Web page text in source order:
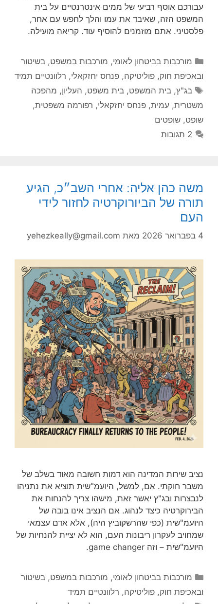
עבורכם אוסף רביעי של ממים אינטרנטיים על בית
המשפט הזה, שאיבד את עמו והלך לחפש עם אחר,
פלסטיני. אתם מוזמנים להוסיף עוד. קריאה מועילה.
קטגוריות
מורכבות בביטחון לאומי, מורכבות במשפט, בשיטור
ובאכיפת חוק, פוליטיקה, פנחס יחזקאלי, רלוונטיים תמיד
תגיות
בג"ץ,בית המשפט,בית משפט, העליון, מהפכה
משטרית, עמית, פנחס יחזקאלי, רפורמה משפטית,
שופט, שופטים
2 תגובות
משה כהן אליה: אחרי השב״כ, הגיע
תורה של הביורוקרטיה לחזור לידי
העם
4 בפברואר 2026 מאת yehezkeally@gmail.com
נציב שירות המדינה הוא דמות חשובה מאוד בשלב של
משבר חוקתי. אם, למשל, היועמ"שית תוציא את נתניהו
לנבצרות ובג"ץ יאשר זאת, מישהו צריך להנחות את
הבירוקרטיה כיצד לנהוג. אם הנציב אינו בובה של
היועמ"שית (כפי שהרשקוביץ היה), אלא אדם עצמאי
שמחויב לעקרון ריבונות העם, הוא לא יציית להנחיות של
היועמ"שית – וזה game changer.
קטגוריות
מורכבות בביטחון לאומי, מורכבות במשפט, בשיטור
ובאכיפת חוק, פוליטיקה, רלוונטיים תמיד